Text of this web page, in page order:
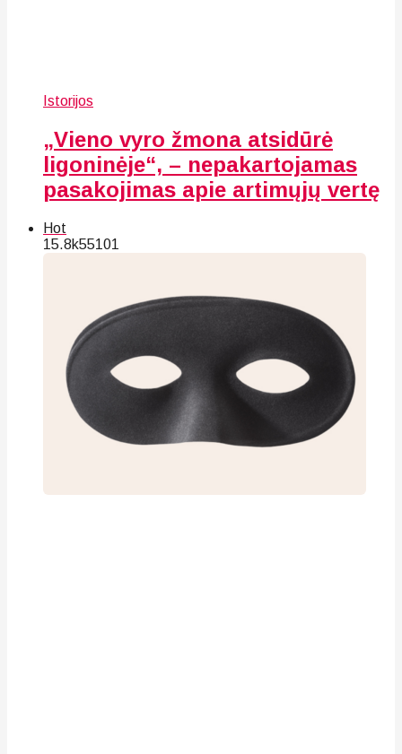
Istorijos
„Vieno vyro žmona atsidūrė
ligoninėje“, – nepakartojamas
pasakojimas apie artimųjų vertę
Hot
15.8k55101